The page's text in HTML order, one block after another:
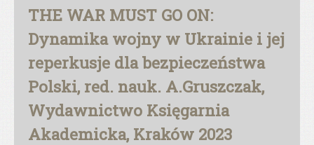
THE WAR MUST GO ON:
Dynamika wojny w Ukrainie i jej
reperkusje dla bezpieczeństwa
Polski, red. nauk. A.Gruszczak,
Wydawnictwo Księgarnia
Akademicka, Kraków 2023